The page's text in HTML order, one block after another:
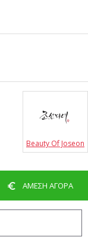
Beauty Of Joseon
ΆΜΕΣΗ ΑΓΟΡΆ